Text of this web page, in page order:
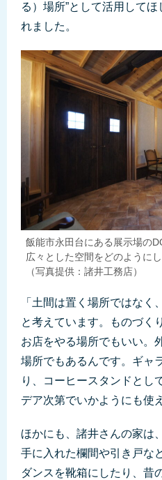
る）場所”として活用して
れました。
飯能市永田台にある展示場の
広々とした空間をどのように
（写真提供：諸井工務店）
「土間は置く場所ではな
と考えています。ものづく
お店をやる場所でもいい。
場所でもあるんです。ギャ
り、コーヒースタンドとし
デア次第でいかようにも使
ほかにも、諸井さんの家は
手に入れた欄間や引き戸な
ダンスを靴箱にしたり、昔